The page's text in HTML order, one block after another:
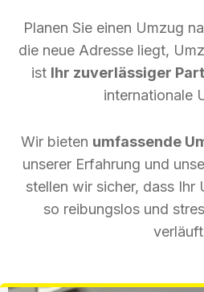
Planen Sie einen Umzug
die neue Adresse liegt,
ist Ihr zuverlässiger
internationale
Wir bieten umfassende
unserer Erfahrung und
stellen wir sicher, dass Ihr
so reibungslos und